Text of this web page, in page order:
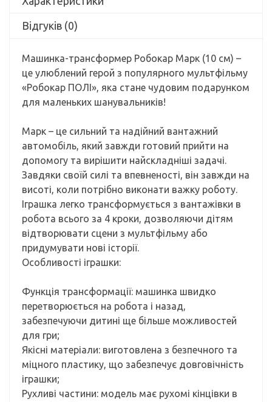
Відгуків (0)
Машинка-трансформер Робокар Марк (10 см) –
це улюблений герой з популярного мультфільму
«Робокар ПОЛІ», яка стане чудовим подарунком
для маленьких шанувальників!
Марк – це сильний та надійний вантажний
автомобіль, який завжди готовий прийти на
допомогу та вирішити найскладніші задачі.
Завдяки своїй силі та впевненості, він завжди на
висоті, коли потрібно виконати важку роботу.
Іграшка легко трансформується з вантажівки в
робота всього за 4 кроки, дозволяючи дітям
відтворювати сцени з мультфільму або
придумувати нові історії.
Особливості іграшки:
Функція трансформації: машинка швидко
перетворюється на робота і назад,
забезпечуючи дитині ще більше можливостей
для гри;
Якісні матеріали: виготовлена з безпечного та
міцного пластику, що забезпечує довговічність
іграшки;
Рухливі частини: модель має рухомі кінцівки в